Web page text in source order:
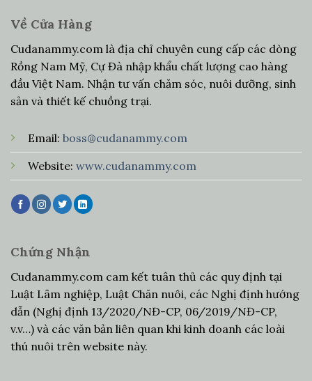
Về Cửa Hàng
Cudanammy.com là địa chỉ chuyên cung cấp các dòng
Rồng Nam Mỹ, Cự Đà nhập khẩu chất lượng cao hàng
đầu Việt Nam. Nhận tư vấn chăm sóc, nuôi dưỡng, sinh
sản và thiết kế chuồng trại.
Email: boss@cudanammy.com
Website: www.cudanammy.com
Chứng Nhận
Cudanammy.com cam kết tuân thủ các quy định tại
Luật Lâm nghiệp, Luật Chăn nuôi, các Nghị định hướng
dẫn (Nghị định 13/2020/NĐ-CP, 06/2019/NĐ-CP,
v.v…) và các văn bản liên quan khi kinh doanh các loài
thú nuôi trên website này.